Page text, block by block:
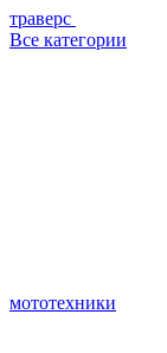
траверс
Все категории
мототехники